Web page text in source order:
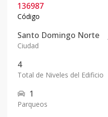
136987
Código
Santo Domingo Norte
Ciudad
4
Total de Niveles del Edificio
1
Parqueos